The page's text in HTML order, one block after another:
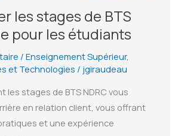
les stages de BTS
pour les étudiants
/Enseignement Supérieur,
et Technologies / jgiraudeau
les stages de BTS NDRC vous
en relation client, vous offrant
et une expérience